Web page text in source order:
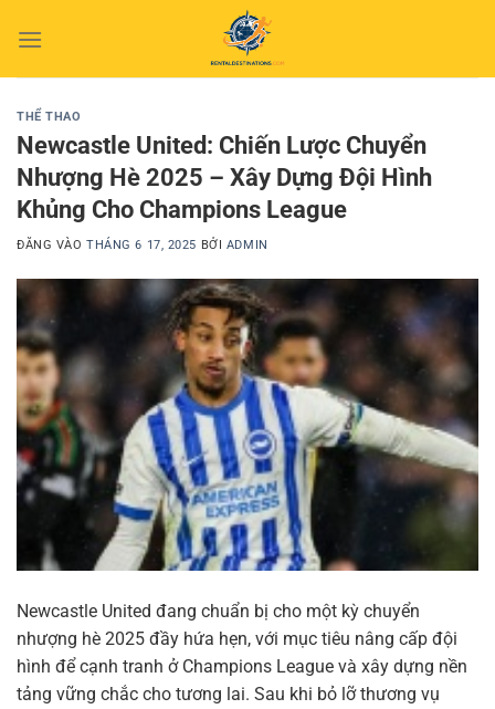
qua
THỂ THAO
Newcastle United: Chiến Lược Chuyển
Nhượng Hè 2025 – Xây Dựng Đội Hình
Khủng Cho Champions League
ĐĂNG VÀOTHÁNG 6 17, 2025 BỞI ADMIN
Newcastle United đang chuẩn bị cho một kỳ chuyển
nhượng hè 2025 đầy hứa hẹn, với mục tiêu nâng cấp đội
hình để cạnh tranh ở Champions League và xây dựng nền
tảng vững chắc cho tương lai. Sau khi bỏ lỡ thương vụ